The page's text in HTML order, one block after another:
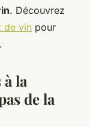
. Découvrez
de vin pour
la
de la